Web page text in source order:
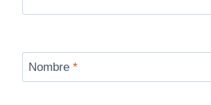
Nombre *